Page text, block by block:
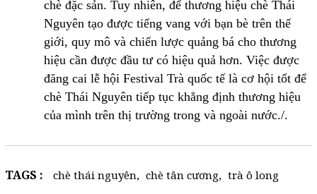
chè đặc sản. Tuy nhiên, để thương hiệu chè Thái
Nguyên tạo được tiếng vang với bạn bè trên thế
giới, quy mô và chiến lược quảng bá cho thương
hiệu cần được đầu tư có hiệu quả hơn. Việc được
đăng cai lễ hội Festival Trà quốc tế là cơ hội tốt để
chè Thái Nguyên tiếp tục khẳng định thương hiệu
của mình trên thị trường trong và ngoài nước./.
TAGS : chè thái nguyên, chè tân cương, trà ô long